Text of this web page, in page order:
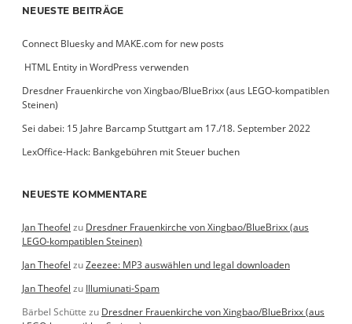
NEUESTE BEITRÄGE
Connect Bluesky and MAKE.com for new posts
­ HTML Entity in WordPress verwenden
Dresdner Frauenkirche von Xingbao/BlueBrixx (aus LEGO-kompatiblen
Steinen)
Sei dabei: 15 Jahre Barcamp Stuttgart am 17./18. September 2022
LexOffice-Hack: Bankgebühren mit Steuer buchen
NEUESTE KOMMENTARE
Jan Theofel zu Dresdner Frauenkirche von Xingbao/BlueBrixx (aus
LEGO-kompatiblen Steinen)
Jan Theofel zuZeezee: MP3 auswählen und legal downloaden
Jan Theofel zu Illumiunati-Spam
Bärbel Schütte zu Dresdner Frauenkirche von Xingbao/BlueBrixx (aus